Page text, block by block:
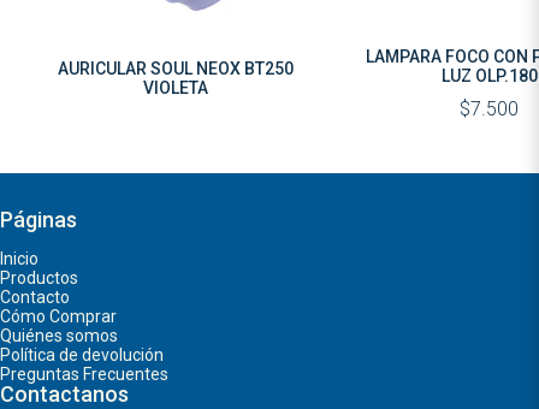
AURICULAR SOUL NEOX BT250
VIOLETA
LAMPARA FOCO CON PARLANTE
LUZ OLP.180
$7.500
Páginas
Inicio
Productos
Contacto
Cómo Comprar
Quiénes somos
Política de devolución
Preguntas Frecuentes
Contactanos